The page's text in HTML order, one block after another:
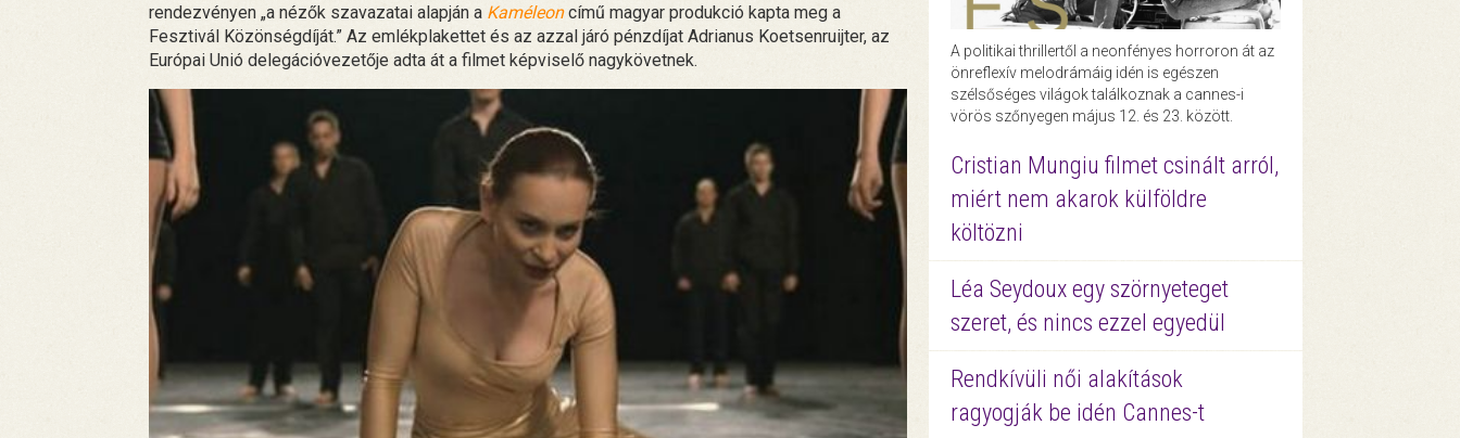
rendezvényen „a nézők szavazatai alapján a Kaméleoncímű magyar produkció kapta meg a
Fesztivál Közönségdíját.” Az emlékplakettet és az azzal járó pénzdíjat Adrianus Koetsenruijter, az
Európai Unió delegációvezetője adta át a filmet képviselő nagykövetnek.
A politikai thrillertől a neonfényes horroron át az
önreflexív melodrámáig idén is egészen
szélsőséges világok találkoznak a cannes-i
vörös szőnyegen május 12. és 23. között.
Cristian Mungiu filmet csinált arról,
miért nem akarok külföldre
költözni
Léa Seydoux egy szörnyeteget
szeret, és nincs ezzel egyedül
Rendkívüli női alakítások
ragyogják be idén Cannes-t